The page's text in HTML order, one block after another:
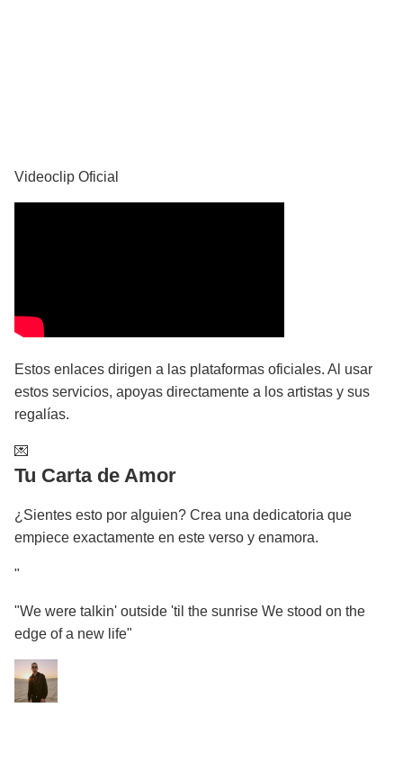
Videoclip Oficial
Estos enlaces dirigen a las plataformas oficiales. Al usar
estos servicios, apoyas directamente a los artistas y sus
regalías.
💌
Tu Carta de Amor
¿Sientes esto por alguien? Crea una dedicatoria que
empiece exactamente en este verso y enamora.
"
"We were talkin' outside 'til the sunrise We stood on the
edge of a new life"